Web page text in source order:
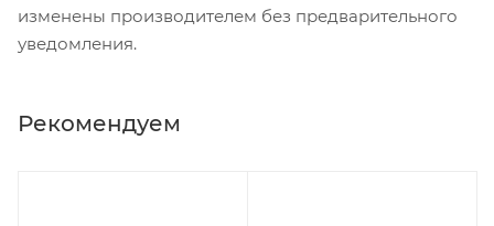
изменены производителем без предварительного
уведомления.
Рекомендуем